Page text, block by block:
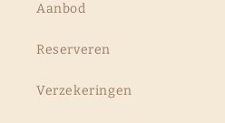
Aanbod
Reserveren
Verzekeringen